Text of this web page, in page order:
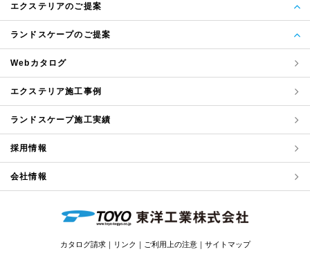
エクステリアのご提案
ランドスケープのご提案
Webカタログ
エクステリア施工事例
ランドスケープ施工実績
採用情報
会社情報
カタログ請求 リンク ご利用上の注意 サイトマップ